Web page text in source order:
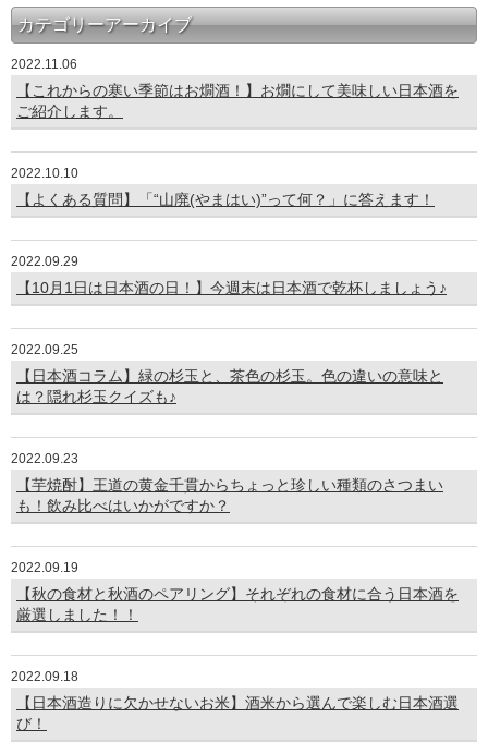
カテゴリーアーカイブ
2022.11.06
【これからの寒い季節はお燗酒！】お燗にして美味しい日本酒を
ご紹介します。
2022.10.10
【よくある質問】「“山廃(やまはい)”って何？」に答えます！
2022.09.29
【10月1日は日本酒の日！】今週末は日本酒で乾杯しましょう♪
2022.09.25
【日本酒コラム】緑の杉玉と、茶色の杉玉。色の違いの意味と
は？隠れ杉玉クイズも♪
2022.09.23
【芋焼酎】王道の黄金千貫からちょっと珍しい種類のさつまい
も！飲み比べはいかがですか？
2022.09.19
【秋の食材と秋酒のペアリング】それぞれの食材に合う日本酒を
厳選しました！！
2022.09.18
【日本酒造りに欠かせないお米】酒米から選んで楽しむ日本酒選
び！